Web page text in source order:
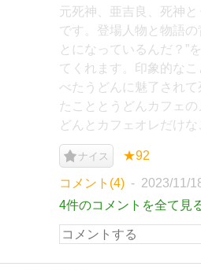
元死神、亜吉良、死神
です。登場人物と物語の
とになっているんだ？”
てくれます。印象的な
べたうどんに魅了され
たこととうどんカフェ
どんとカフェオレだけな
ナイス ★92
コメント(4)
2023/11/
4件のコメントを全て見